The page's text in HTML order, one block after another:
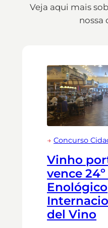
Veja aqui mais
nossa
→Concurso
Vinho
vence
Enológico
del Vino